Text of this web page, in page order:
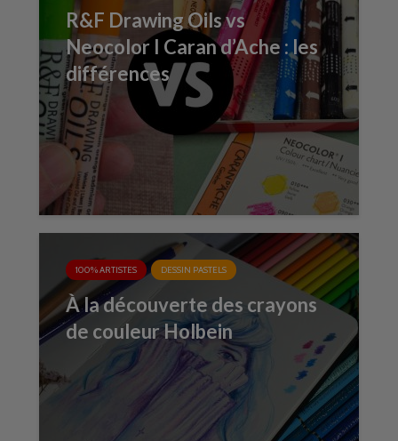
R&F Drawing Oils vs
Neocolor I Caran d’Ache : les
différences
100% ARTISTES DESSIN PASTELS
À la découverte des crayons
de couleur Holbein